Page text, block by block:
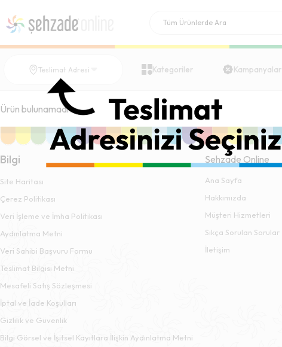
Teslimat Adresi Kategoriler Kampanyalar
Ürün bulunamadı.
Bilgi
Site Haritası
Çerez Politikası
Veri İşleme ve İmha Politikası
Aydınlatma Metni
Veri Sahibi Başvuru Formu
Teslimat Bilgisi Metni
Mesafeli Satış Sözleşmesi
İptal ve İade Koşulları
Gizlilik ve Güvenlik
Bilgi Görsel ve İşitsel Kayıtlara İlişkin Aydınlatma Metni
Şehzade Online
Ana Sayfa
Hakkımızda
Müşteri Hizmetleri
Sıkça Sorulan Sorular
İletişim